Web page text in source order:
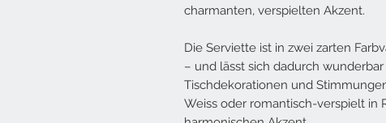
charmanten, verspielten Akzent.
Die Serviette ist in zwei zarten
– und lässt sich dadurch
Tischdekorationen und
Weiss oder romantisch-verspielt in